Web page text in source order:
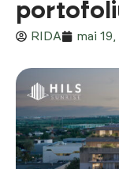
RIDA mai